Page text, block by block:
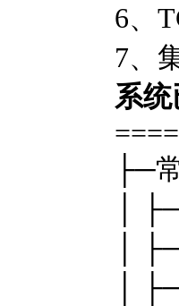
6、
7、
系
├─
│
│
│